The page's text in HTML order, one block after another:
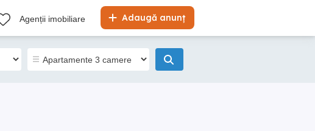
Adaugă anunț
Agenții imobiliare
Hartă Listă